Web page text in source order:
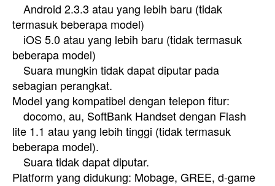
Android 2.3.3 atau yang lebih baru (tidak
termasuk beberapa model)
iOS 5.0 atau yang lebih baru (tidak termasuk
beberapa model)
Suara mungkin tidak dapat diputar pada
sebagian perangkat.
Model yang kompatibel dengan telepon fitur:
docomo, au, SoftBank Handset dengan Flash
lite 1.1 atau yang lebih tinggi (tidak termasuk
beberapa model).
Suara tidak dapat diputar.
Platform yang didukung: Mobage, GREE, d-game